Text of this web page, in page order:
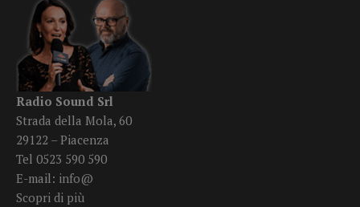
Radio Sound Srl
Strada della Mola, 60
29122 – Piacenza
Tel 0523 590 590
E-mail: info@
Scopri di più